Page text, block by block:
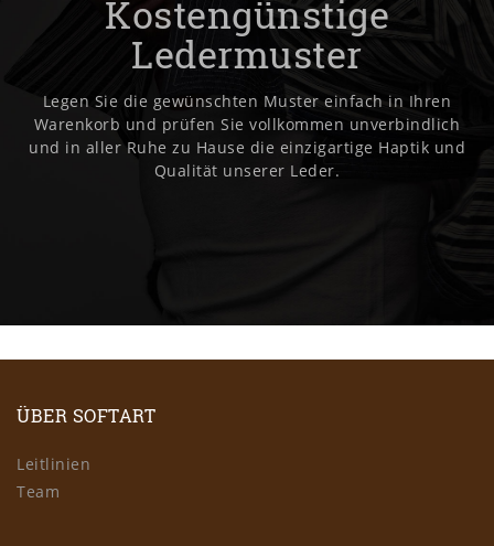
Kostengünstige
Ledermuster
Legen Sie die gewünschten Muster einfach in Ihren
Warenkorb und prüfen Sie vollkommen unverbindlich
und in aller Ruhe zu Hause die einzigartige Haptik und
Qualität unserer Leder.
ÜBER SOFTART
Leitlinien
Team